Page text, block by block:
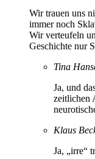
Wir trauen uns
immer noch
Wir verteufeln
Geschichte nur
Tina
Ja, und
zeitlichen
Klaus
Ja, „irre“